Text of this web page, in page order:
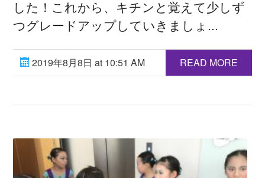
した！これから、キチンと覚えて少しず
つグレードアップしていきましょ...
2019年8月8日 at 10:51 AM READ MORE